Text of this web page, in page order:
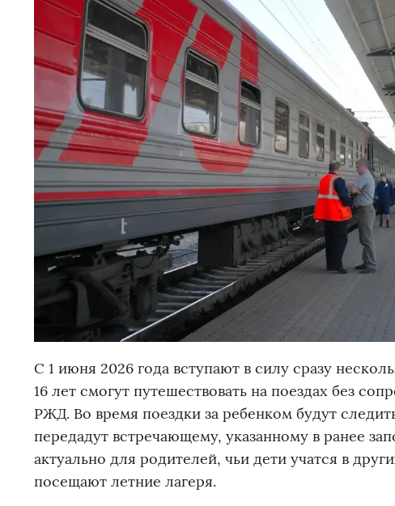
С 1 июня 2026 года вступают в силу сразу
16 лет смогут путешествовать на поездах без
РЖД. Во время поездки за ребенком будут
передадут встречающему, указанному в ранее
актуально для родителей, чьи дети учатся в
посещают летние лагеря.